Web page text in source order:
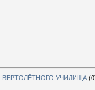
УЧИЛИЩА